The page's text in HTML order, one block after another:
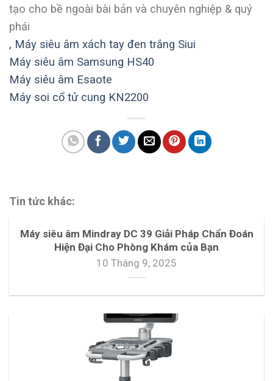
tạo cho bề ngoài bài bản và chuyên nghiệp & quý
phái
, Máy siêu âm xách tay đen trắng Siui
Máy siêu âm Samsung HS40
Máy siêu âm Esaote
Máy soi cổ tử cung KN2200
Tin tức khác:
Máy siêu âm Mindray DC 39 Giải Pháp Chẩn Đoán
Hiện Đại Cho Phòng Khám của Bạn
10 Tháng 9, 2025